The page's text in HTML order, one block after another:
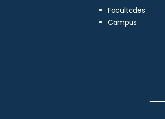
Facultades
Campus